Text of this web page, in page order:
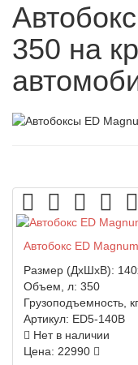
350 на
Автобокс ED
Размер (ДхШхВ):
Объем, л: 350
Грузоподъемность,
Артикул: ED5-140B
Нет в наличии
Цена: 22990